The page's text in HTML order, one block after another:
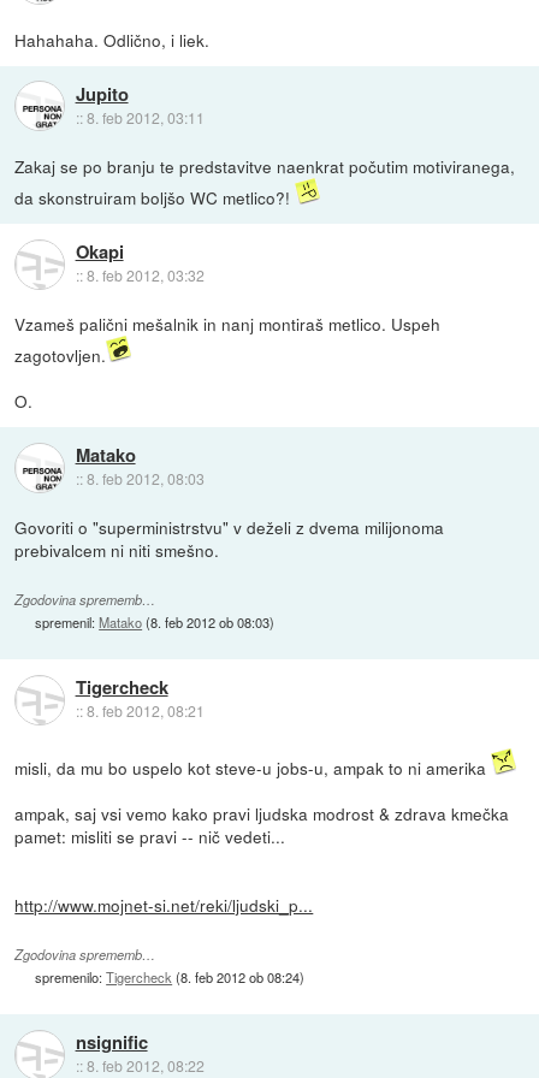
Hahahaha. Odlično, i liek.
Jupito
::8. feb 2012, 03:11
Zakaj se po branju te predstavitve naenkrat počutim motiviranega,
da skonstruiram boljšo WC metlico?!
Okapi
::8. feb 2012, 03:32
Vzameš palični mešalnik in nanj montiraš metlico. Uspeh
zagotovljen.
O.
Matako
::8. feb 2012, 08:03
Govoriti o "superministrstvu" v deželi z dvema milijonoma
prebivalcem ni niti smešno.
Zgodovina sprememb…
spremenil:Matako(8. feb 2012 ob 08:03)
Tigercheck
::8. feb 2012, 08:21
misli, da mu bo uspelo kot steve-u jobs-u, ampak to ni amerika
ampak, saj vsi vemo kako pravi ljudska modrost & zdrava kmečka
pamet: misliti se pravi -- nič vedeti...
http://www.mojnet-si.net/reki/ljudski_p...
Zgodovina sprememb…
spremenilo:Tigercheck (8. feb 2012 ob 08:24)
nsignific
::8. feb 2012, 08:22